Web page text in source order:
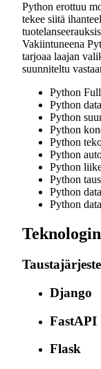
Python erottuu
tekee siitä
Vakiintuneena
tarjoaa laajan
suunniteltu
Python
Python
Python
Python
Python
Python
Python
Python
Python
Python
Django
FastAPI
Flask